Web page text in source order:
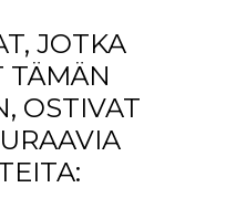
JOTKA
TÄMÄN
OSTIVAT